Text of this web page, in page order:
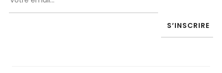
S’INSCRIRE